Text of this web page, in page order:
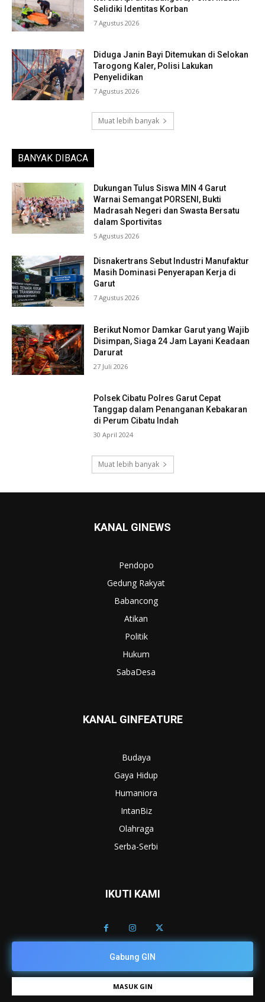
Selidiki Identitas Korban
7 Agustus 2026
Diduga Janin Bayi Ditemukan di Selokan
Tarogong Kaler, Polisi Lakukan
Penyelidikan
7 Agustus 2026
Muat lebih banyak
BANYAK DIBACA
Dukungan Tulus Siswa MIN 4 Garut
Warnai Semangat PORSENI, Bukti
Madrasah Negeri dan Swasta Bersatu
dalam Sportivitas
5 Agustus 2026
Disnakertrans Sebut Industri Manufaktur
Masih Dominasi Penyerapan Kerja di
Garut
7 Agustus 2026
Berikut Nomor Damkar Garut yang Wajib
Disimpan, Siaga 24 Jam Layani Keadaan
Darurat
27 Juli 2026
Polsek Cibatu Polres Garut Cepat
Tanggap dalam Penanganan Kebakaran
di Perum Cibatu Indah
30 April 2024
Muat lebih banyak
KANAL GINEWS
Pendopo
Gedung Rakyat
Babancong
Atikan
Politik
Hukum
SabaDesa
KANAL GINFEATURE
Budaya
Gaya Hidup
Humaniora
IntanBiz
Olahraga
Serba-Serbi
IKUTI KAMI
Gabung GIN
MASUK GIN